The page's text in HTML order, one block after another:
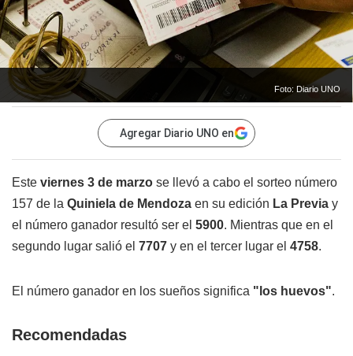
Foto: Diario UNO
Agregar Diario UNO en
Este viernes 3 de marzo se llevó a cabo el sorteo número
157 de la Quiniela de Mendoza en su edición La Previa y
el número ganador resultó ser el 5900. Mientras que en el
segundo lugar salió el 7707 y en el tercer lugar el 4758.
El número ganador en los sueños significa "los huevos".
Recomendadas